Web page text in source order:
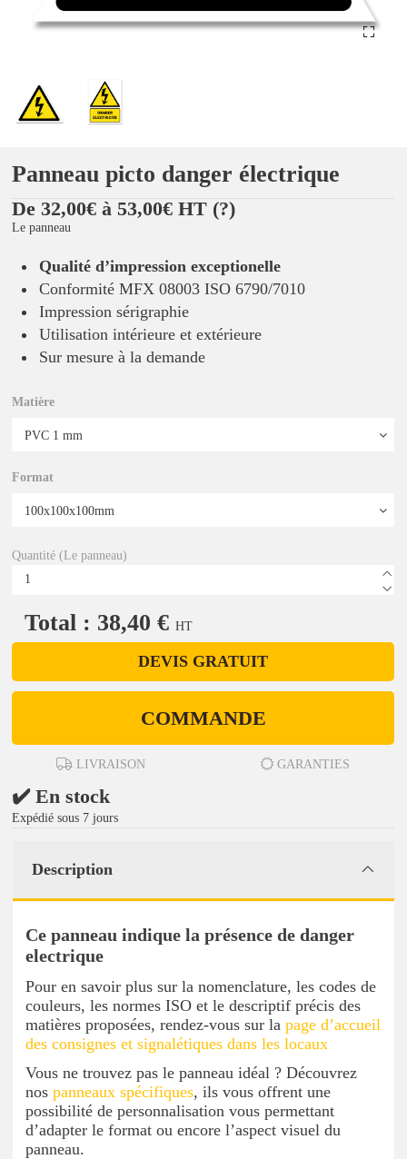
Panneau picto danger électrique
De 32,00€ à 53,00€ HT (?)
Le panneau
Qualité d’impression exceptionelle
Conformité MFX 08003 ISO 6790/7010
Impression sérigraphie
Utilisation intérieure et extérieure
Sur mesure à la demande
Matière
Format
Quantité (Le panneau)
Total : 38,40 € HT
DEVIS GRATUIT
COMMANDE
LIVRAISON GARANTIES
✔️ En stock
Expédié sous 7 jours
Description
Ce panneau indique la présence de danger
electrique
Pour en savoir plus sur la nomenclature, les codes de
couleurs, les normes ISO et le descriptif précis des
matières proposées, rendez-vous sur la page d’accueil
des consignes et signalétiques dans les locaux
Vous ne trouvez pas le panneau idéal ? Découvrez
nos panneaux spécifiques, ils vous offrent une
possibilité de personnalisation vous permettant
d’adapter le format ou encore l’aspect visuel du
panneau.